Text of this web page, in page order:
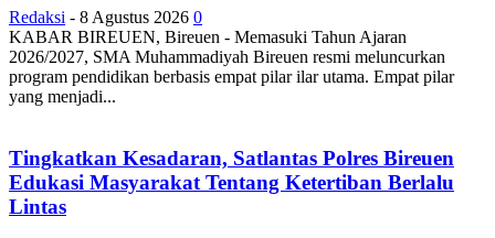
Redaksi - 8 Agustus 2026 0
KABAR BIREUEN, Bireuen - Memasuki Tahun Ajaran
2026/2027, SMA Muhammadiyah Bireuen resmi meluncurkan
program pendidikan berbasis empat pilar ilar utama. Empat pilar
yang menjadi...
Tingkatkan Kesadaran, Satlantas Polres Bireuen
Edukasi Masyarakat Tentang Ketertiban Berlalu
Lintas